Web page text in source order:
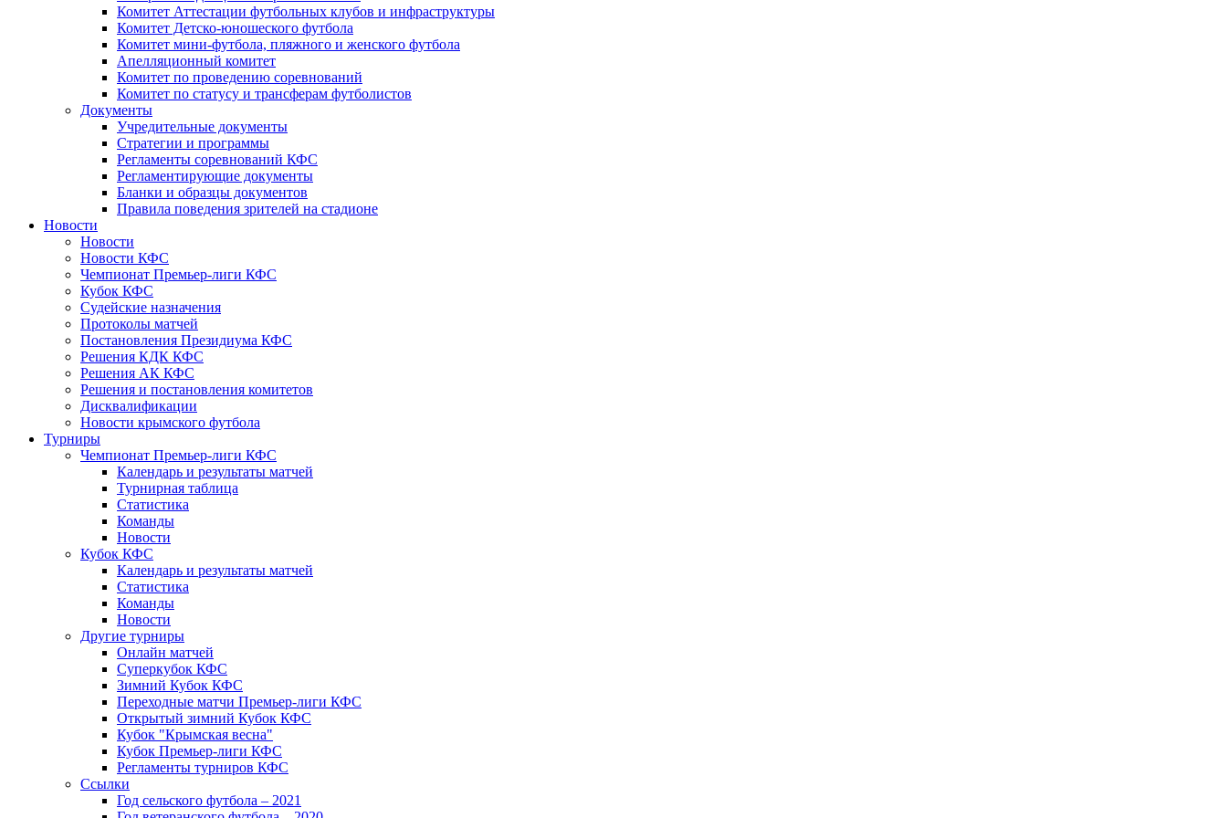
Комитет Аттестации футбольных клубов и инфраструктуры
Комитет Детско-юношеского футбола
Комитет мини-футбола, пляжного и женского футбола
Апелляционный комитет
Комитет по проведению соревнований
Комитет по статусу и трансферам футболистов
Документы
Учредительные документы
Стратегии и программы
Регламенты соревнований КФС
Регламентирующие документы
Бланки и образцы документов
Правила поведения зрителей на стадионе
Новости
Новости
Новости КФС
Чемпионат Премьер-лиги КФС
Кубок КФС
Судейские назначения
Протоколы матчей
Постановления Президиума КФС
Решения КДК КФС
Решения АК КФС
Решения и постановления комитетов
Дисквалификации
Новости крымского футбола
Турниры
Чемпионат Премьер-лиги КФС
Календарь и результаты матчей
Турнирная таблица
Статистика
Команды
Новости
Кубок КФС
Календарь и результаты матчей
Статистика
Команды
Новости
Другие турниры
Онлайн матчей
Суперкубок КФС
Зимний Кубок КФС
Переходные матчи Премьер-лиги КФС
Открытый зимний Кубок КФС
Кубок "Крымская весна"
Кубок Премьер-лиги КФС
Регламенты турниров КФС
Ссылки
Год сельского футбола – 2021